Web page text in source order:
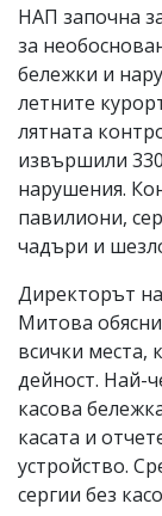
ни!
НАП започна
за
бележки и
летните
лятната
извършили
нарушения.
павилиони,
чадъри и
Директорът
Митова
всички места,
дейност. Най-
касова
касата и
устройство.
сергии без